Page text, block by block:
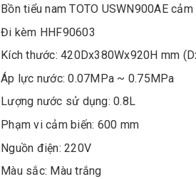
Bồn tiểu nam TOTO USWN900AE
Đi kèm HHF90603
Kích thước: 420Dx380Wx920H mm
Áp lực nước: 0.07MPa ~ 0.75MPa
Lượng nước sử dụng: 0.8L
Phạm vi cảm biến: 600 mm
Nguồn điện: 220V
Màu sắc: Màu trắng